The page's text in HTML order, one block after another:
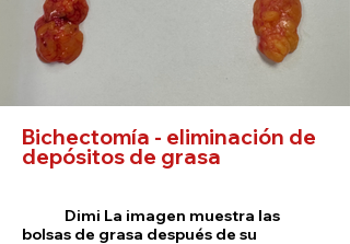
Bichectomía - eliminación de
depósitos de grasa
Dimi La imagen muestra las
bolsas de grasa después de su